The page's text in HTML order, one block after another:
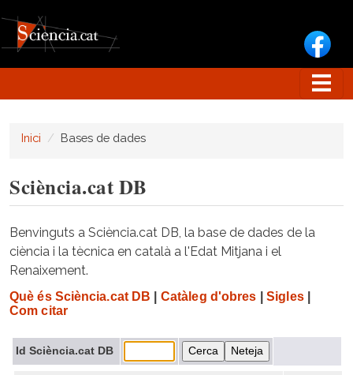
Inici Bases de dades
Sciència.cat DB
Benvinguts a Sciència.cat DB, la base de dades de la
ciència i la tècnica en català a l'Edat Mitjana i el
Renaixement.
Què és Sciència.cat DB Catàleg d'obres Sigles|
Com citar
Id Sciència.cat DB